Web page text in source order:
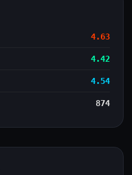
4.63
4.42
4.54
874